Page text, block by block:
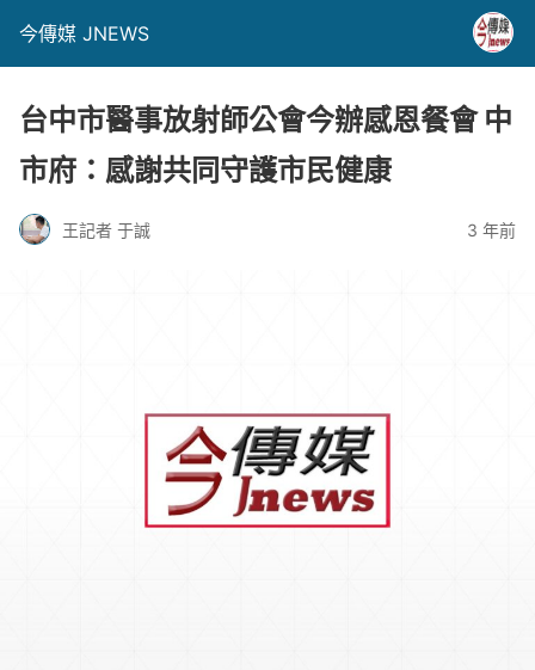
今傳媒 JNEWS
台中市醫事放射師公會今辦感恩餐會 中
市府：感謝共同守護市民健康
王記者 于誠 3 年前